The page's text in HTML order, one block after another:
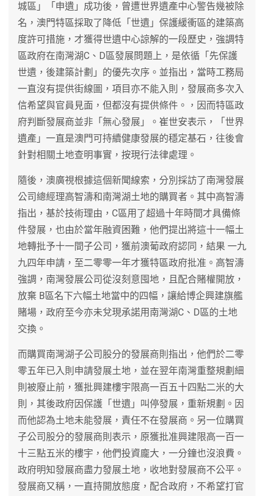
城區」「申遺」成功後，曾遭世界遺產中心警告幾被除
名，澳門特區採取了降低「世遺」保護緩衝區的建築高
度許可措施，才獲得世遺中心諒解的一段歷史，強調特
區政府在南灣湖C、D區發展問題上，是依循「先保護
世遺，後建築計劃」的優先次序。並指出，當時工務局
一直沒有提供街線圖，項目亦不能入則，發展商多次入
信希望與官員見面，但都沒有提供條件。，因而特區政
府判斷發展商並非「無心發展」。崔世安表示，「世界
遺產」一直是澳門可持續健康發展的穩定基石，往後會
針對相關土地查明事實，按現行法律處理。
隨後，澳廣視根據這個新聞線索，分別採訪了南灣發展
公司總經理高智濤和南灣湖土地的購買者。其中高智濤
指出，基於技術理由，C區用了超過十年時間才具備條
件發展，也由於當年融資困難，他們提出將這十一幅土
地轉批予十一間子公司，獲前澳葡政府認同，結果 一九
九四年申請，至二零零一年才獲特區政府批准。高智濤
強調，南灣發展公司從沒刻意囤地，且配合賭權開放，
放棄 B區名下六幅土地當中的四幅，讓給博企興建旗艦
賭場，政府至今亦未兌現承諾用南灣湖C、D區的土地
交換。
而購買南灣湖子公司股分的發展商則指出，他們於二零
零五年已入則申請發展土地，並在翌年南灣重整規劃細
則被廢止前，獲批興建樓宇限高一百五十四點二米的大
則，其後政府因保護「世遺」叫停發展，重新規劃。因
而他認為土地未能發展，責任不在發展商。另一位購買
子公司股分的發展商則表示，原獲批准興建限高一百一
十三點五米的樓宇，他們投資龐大，一分鐘也沒浪費。
政府明知發展商盡力發展土地，收地對發展商不公平。
發展商又稱，一直持開放態度，配合政府，不希望打官